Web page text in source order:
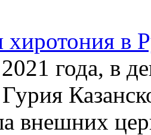
хиротония в
года, в
Гурия
внешних